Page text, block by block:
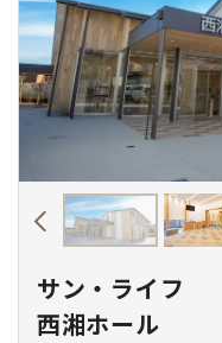
サン・ライフ
西湘ホール